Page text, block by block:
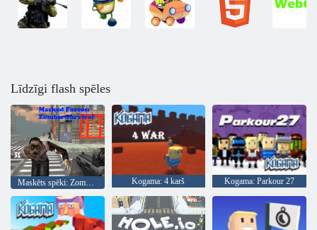
Līdzīgi flash spēles
Maskēts spēki: Zombie Survival Kogama: 4 karš Kogama: Parkour 27